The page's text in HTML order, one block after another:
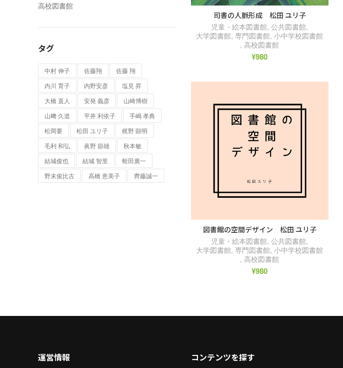
高校図書館
タグ
中村 伸子 佐藤翔
佐藤 翔
内川 育子
内野安彦
塩見 昇
大橋 直人
安発 義彦
山崎博樹
山﨑 久道
平井 利依子
手嶋 孝典
松岡要
松田 ユリ子
梶野 顕明
毛利 和弘
眞野 節雄
秋本敏
結城俊也
結城 智⾥
蛭田廣一
野末俊比古
高橋 恵美子 齊藤誠一
司書の人脈形成 松田 ユリ子
児童・絵本図書館,公共図書館,
大学図書館,専門図書館,小中学校図書館
, 高校図書館
¥980
図書館の空間デザイン 松田 ユリ子
児童・絵本図書館,公共図書館,
大学図書館,専門図書館,小中学校図書館
, 高校図書館
¥980
運営情報 コンテンツを探す